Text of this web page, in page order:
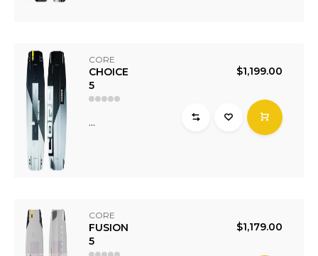
CORE
CHOICE
5
...
$1,199.00
CORE
FUSION
5
$1,179.00